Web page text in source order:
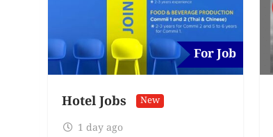
For Job
Hotel Jobs New
1 day ago